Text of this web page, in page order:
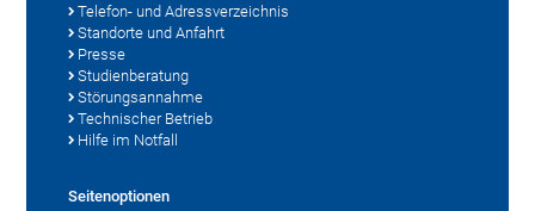
Telefon- und Adressverzeichnis
Standorte und Anfahrt
Presse
Studienberatung
Störungsannahme
Technischer Betrieb
Hilfe im Notfall
Seitenoptionen